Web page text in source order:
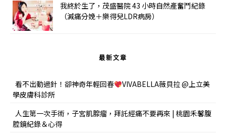
我終於生了，茂盛醫院 43 小時自然產奮鬥紀錄
（減痛分娩＋樂得兒LDR病房）
最新文章
看不出動過針！卻神奇年輕回春
VIVABELLA薇貝拉 @上立美
學皮膚科診所
人生第一次手術，子宮肌腺瘤，拜託經痛不要再來 | 桃園禾馨腹
腔鏡紀錄＆心得